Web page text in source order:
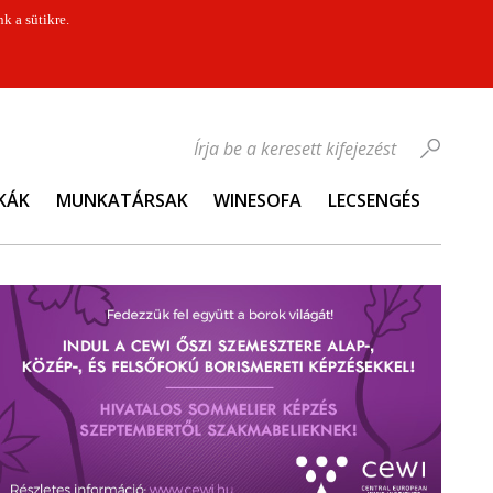
a sütikre.
MUNKATÁRSAK WINESOFA LECSENGÉS
Írja be a keresett kifejezést